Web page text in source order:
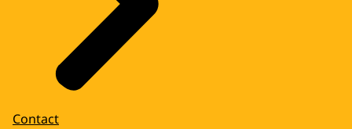
Contact